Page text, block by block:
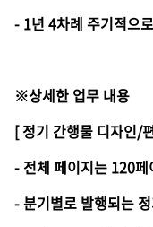
- 1년 4차례 주기적으
※상세한 업무 내용
[ 정기 간행물 디자인/
- 전체 페이지는 120페
- 분기별로 발행되는